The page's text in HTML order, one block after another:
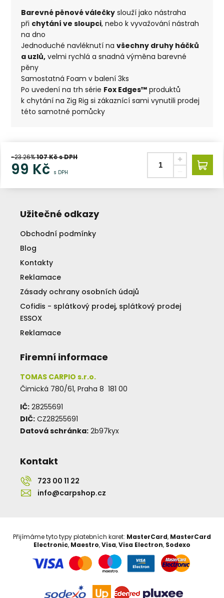
Barevné pěnové válečky slouží jako nástraha
při chytání ve sloupci, nebo k vyvažování nástrah
na dno
Jednoduché navléknutí navšechny druhy háčků
a uzlů, velmi rychlá a snadná výměna barevné
pěny
Samostatná Foam v balení 3ks
Po uvedení na trh série Fox Edges™ produktů
k chytání na Zig Rig si zákaznící sami vynutili prodej
této samotné pomůcky
-23.26%107Kč s DPH
99 Kč s DPH
Užitečné odkazy
Obchodní podmínky
Blog
Kontakty
Reklamace
Zásady ochrany osobních údajů
Cofidis - splátkový prodej, splátkový prodej
ESSOX
Reklamace
Firemní informace
TOMAS CARPIO s.r.o.
Čimická 780/61, Praha 8 181 00
IČ: 28255691
DIČ: CZ28255691
Datová schránka: 2b97kyx
Kontakt
723 00 11 22
info@carpshop.cz
Přijímáme tyto typy platebních karet: MasterCard, MasterCard
Electronic, Maestro,Visa,Visa Electron, Sodexo